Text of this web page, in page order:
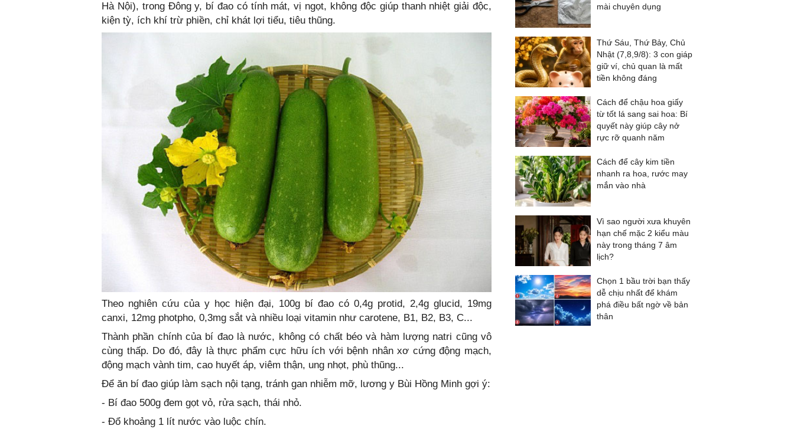
Hà Nội), trong Đông y, bí đao có tính mát, vị ngọt, không độc giúp thanh nhiệt giải độc,
kiện tỳ, ích khí trừ phiền, chỉ khát lợi tiểu, tiêu thũng.
Theo nghiên cứu của y học hiện đại, 100g bí đao có 0,4g protid, 2,4g glucid, 19mg
canxi, 12mg photpho, 0,3mg sắt và nhiều loại vitamin như carotene, B1, B2, B3, C...
Thành phần chính của bí đao là nước, không có chất béo và hàm lượng natri cũng vô
cùng thấp. Do đó, đây là thực phẩm cực hữu ích với bệnh nhân xơ cứng động mạch,
động mạch vành tim, cao huyết áp, viêm thận, ung nhọt, phù thũng...
Để ăn bí đao giúp làm sạch nội tạng, tránh gan nhiễm mỡ, lương y Bùi Hồng Minh gợi ý:
- Bí đao 500g đem gọt vỏ, rửa sạch, thái nhỏ.
- Đổ khoảng 1 lít nước vào luộc chín.
mài chuyên dụng
Thứ Sáu, Thứ Bảy, Chủ
Nhật (7,8,9/8): 3 con giáp
giữ ví, chủ quan là mất
tiền không đáng
Cách để chậu hoa giấy
từ tốt lá sang sai hoa: Bí
quyết này giúp cây nở
rực rỡ quanh năm
Cách để cây kim tiền
nhanh ra hoa, rước may
mắn vào nhà
Vì sao người xưa khuyên
hạn chế mặc 2 kiểu màu
này trong tháng 7 âm
lịch?
Chọn 1 bầu trời bạn thấy
dễ chịu nhất để khám
phá điều bất ngờ về bản
thân